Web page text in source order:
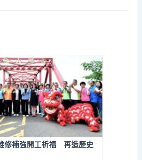
修補強開工祈福 再造歷史